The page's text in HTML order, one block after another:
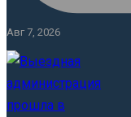
Авг 7, 2026